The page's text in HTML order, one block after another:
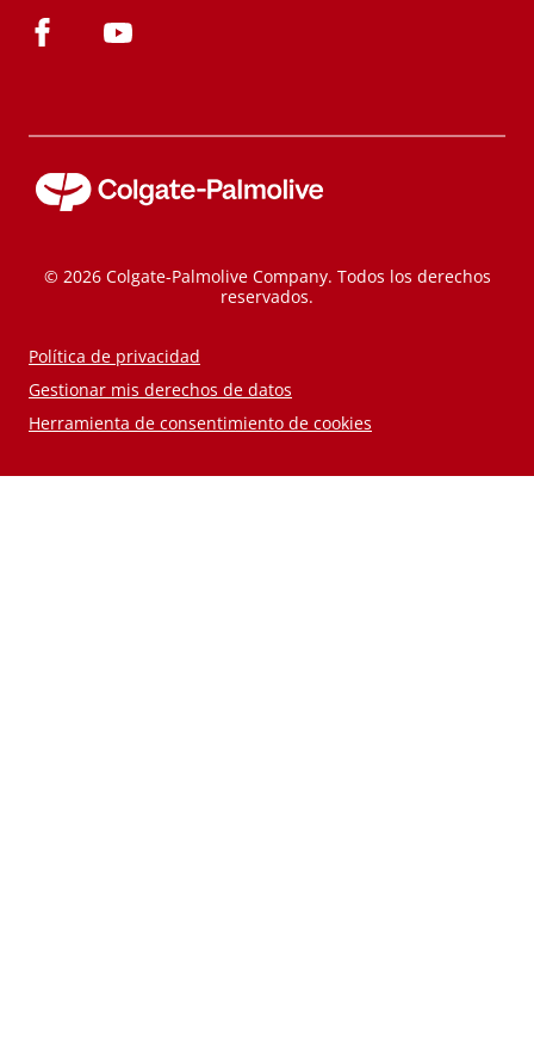
© 2026 Colgate-Palmolive Company. Todos los derechos
reservados.
Política de privacidad
Gestionar mis derechos de datos
Herramienta de consentimiento de cookies